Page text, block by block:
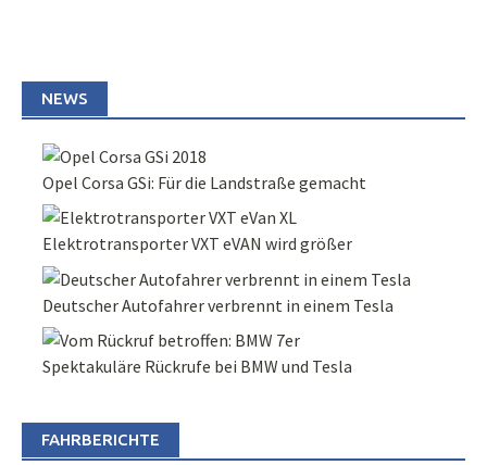
NEWS
Opel Corsa GSi: Für die Landstraße gemacht
Elektrotransporter VXT eVAN wird größer
Deutscher Autofahrer verbrennt in einem Tesla
Spektakuläre Rückrufe bei BMW und Tesla
FAHRBERICHTE